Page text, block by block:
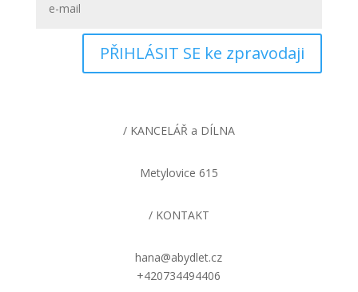
PŘIHLÁSIT SE ke zpravodaji
/ KANCELÁŘ a DÍLNA
Metylovice 615
/ KONTAKT
hana@abydlet.cz
+420734494406